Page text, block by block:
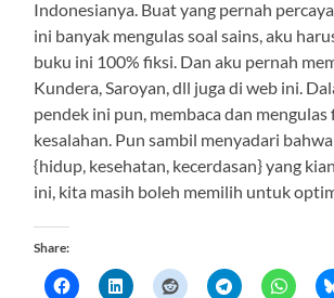
Indonesianya. Buat yang pernah
ini banyak mengulas soal sains, aku
buku ini 100% fiksi. Dan aku pernah
Kundera, Saroyan, dll juga di web ini.
pendek ini pun, membaca dan mengulas
kesalahan. Pun sambil menyadari
{hidup, kesehatan, kecerdasan} yang
ini, kita masih boleh memilih untuk
Share: